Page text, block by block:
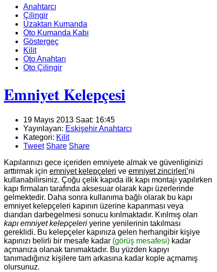
Anahtarcı
Çilingir
Uzaktan Kumanda
Oto Kumanda Kabı
Göstergeç
Kilit
Oto Anahtarı
Oto Çilingir
Emniyet Kelepçesi
19 Mayıs 2013 Saat: 16:45
Yayınlayan: Eskişehir Anahtarcı
Kategori: Kilit
Tweet Share Share
Kapılarınızı gece içeriden emniyete almak ve güvenliginizi
arttırmak için emniyet kelepçeleri ve emniyet zincirleri’ni
kullanabilirsiniz. Çoğu çelik kapıda ilk kapı montajı yapılırken
kapı firmaları tarafında aksesuar olarak kapı üzerlerinde
gelmektedir. Daha sonra kullanıma bağlı olarak bu kapı
emniyet kelepçeleri kapının üzerine kapanması veya
dıarıdan darbegelmesi sonucu kırılmaktadır. Kırılmış olan
kapı emniyet kelepçeleri yerine yenilerinin takılması
gereklidi. Bu kelepçeler kapınıza gelen herhangibir kişiye
kapınızı belirli bir mesafe kadar (görüş mesafesi) kadar
açmanıza olanak tanımaktadır. Bu yüzden kapıyı
tanımadığınız kişilere tam arkasına kadar kople açmamış
olursunuz.